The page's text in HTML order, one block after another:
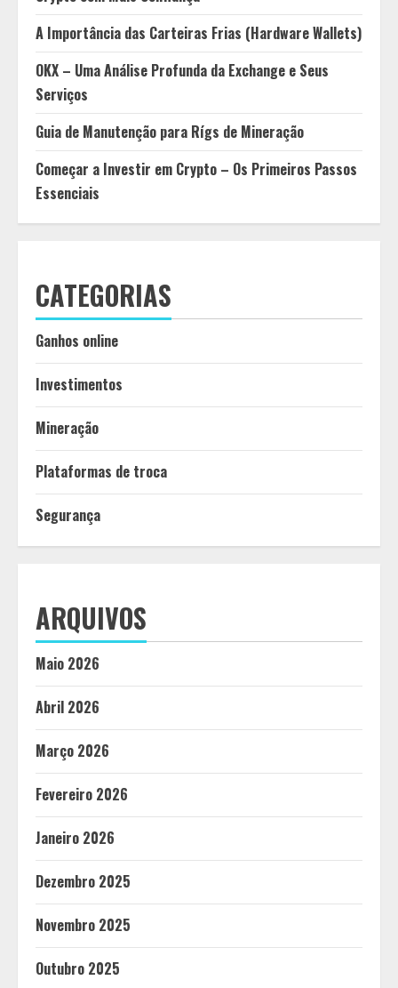
A Importância das Carteiras Frias (Hardware Wallets)
OKX – Uma Análise Profunda da Exchange e Seus
Serviços
Guia de Manutenção para Rígs de Mineração
Começar a Investir em Crypto – Os Primeiros Passos
Essenciais
CATEGORIAS
Ganhos online
Investimentos
Mineração
Plataformas de troca
Segurança
ARQUIVOS
Maio 2026
Abril 2026
Março 2026
Fevereiro 2026
Janeiro 2026
Dezembro 2025
Novembro 2025
Outubro 2025